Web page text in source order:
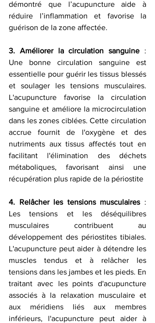
démontré que l’acupuncture aide à
réduire l’inflammation et favorise la
guérison de la zone affectée.
3. Améliorer la circulation sanguine :
Une bonne circulation sanguine est
essentielle pour guérir les tissus blessés
et soulager les tensions musculaires.
L'acupuncture favorise la circulation
sanguine et améliore la microcirculation
dans les zones ciblées. Cette circulation
accrue fournit de l'oxygène et des
nutriments aux tissus affectés tout en
facilitant l'élimination des déchets
métaboliques, favorisant ainsi une
récupération plus rapide de la périostite
4. Relâcher les tensions musculaires :
Les tensions et les déséquilibres
musculaires contribuent au
développement des périostites tibiales.
L'acupuncture peut aider à détendre les
muscles tendus et à relâcher les
tensions dans les jambes et les pieds. En
traitant avec les points d'acupuncture
associés à la relaxation musculaire et
aux méridiens liés aux membres
inférieurs, l'acupuncture peut aider à